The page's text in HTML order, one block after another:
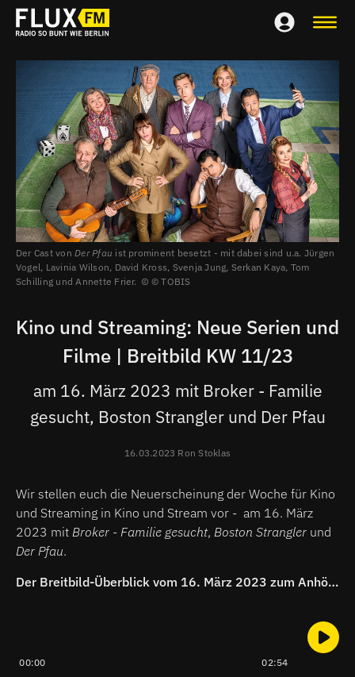
Der Cast vonDer Pfau ist prominent besetzt - mit dabei sind u.a. Jürgen
Vogel, Lavinia Wilson, David Kross, Svenja Jung, Serkan Kaya, Tom
Schilling und Annette Frier.
© TOBIS
Kino und Streaming: Neue Serien und
Filme | Breitbild KW 11/23
am 16. März 2023 mit Broker - Familie
gesucht, Boston Strangler und Der Pfau
16.03.2023 Ron Stoklas
Wir stellen euch die Neuerscheinung der Woche für Kino
und Streaming in Kino und Stream vor - am 16. März
2023 mit Broker - Familie gesucht, Boston Strangler und
Der Pfau.
Der Breitbild-Überblick vom 16. März 2023 zum Anhören:
00:00 02:54